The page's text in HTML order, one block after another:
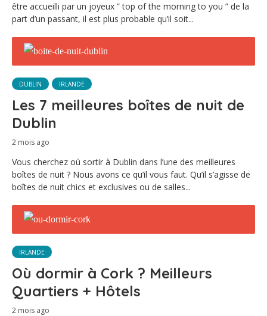
être accueilli par un joyeux ” top of the morning to you ” de la
part d’un passant, il est plus probable qu’il soit...
DUBLIN IRLANDE
Les 7 meilleures boîtes de nuit de
Dublin
2 mois ago
Vous cherchez où sortir à Dublin dans l’une des meilleures
boîtes de nuit ? Nous avons ce qu’il vous faut. Qu’il s’agisse de
boîtes de nuit chics et exclusives ou de salles...
IRLANDE
Où dormir à Cork ? Meilleurs
Quartiers + Hôtels
2 mois ago